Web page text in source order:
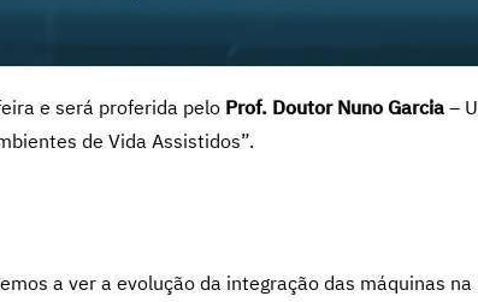
e será proferida pelo Prof. Doutor Nuno Garcia –
de Vida Assistidos”.
a ver a evolução da integração das máquinas